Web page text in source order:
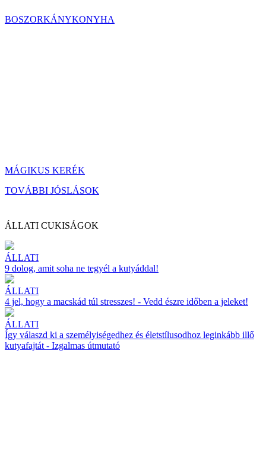
BOSZORKÁNYKONYHA
MÁGIKUS KERÉK
TOVÁBBI JÓSLÁSOK
ÁLLATI CUKISÁGOK
ÁLLATI
9 dolog, amit soha ne tegyél a kutyáddal!
ÁLLATI
4 jel, hogy a macskád túl stresszes! - Vedd észre időben a jeleket!
ÁLLATI
Így válaszd ki a személyiségedhez és életstílusodhoz leginkább illő
kutyafajtát - Izgalmas útmutató